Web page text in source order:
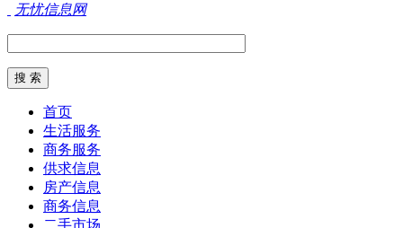
无忧信息网
首页
生活服务
商务服务
供求信息
房产信息
商务信息
二手市场